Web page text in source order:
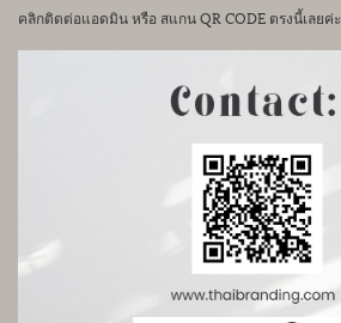
คลิกติดต่อแอดมิน หรือ สแกน QR CODE ตรงนี้เลยค่ะ